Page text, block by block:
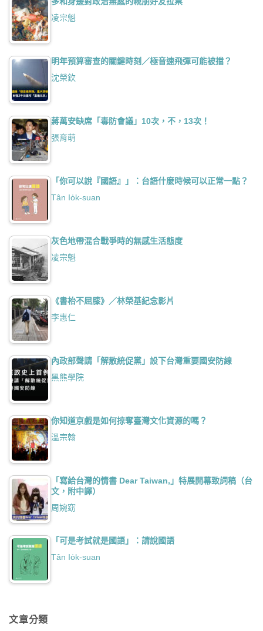
凌宗魁
明年預算審查的關鍵時刻／極音速飛彈可能被擋？
沈榮欽
蔣萬安缺席「毒防會議」10次，不，13次！
張育萌
「你可以說『國語』」：台語什麼時候可以正常一點？
Tân Io̍k-suan
灰色地帶混合戰爭時的無感生活態度
凌宗魁
《書枱不屈膝》／林榮基紀念影片
李惠仁
內政部聲請「解散統促黨」設下台灣重要國安防線
黑熊學院
你知道京戲是如何掠奪臺灣文化資源的嗎？
溫宗翰
「寫給台灣的情書 Dear Taiwan,」特展開幕致詞稿（台
文，附中譯）
周婉窈
「可是考試就是國語」：請說國語
Tân Io̍k-suan
文章分類